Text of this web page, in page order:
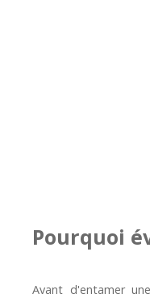
Pourquoi
Avant d'entamer